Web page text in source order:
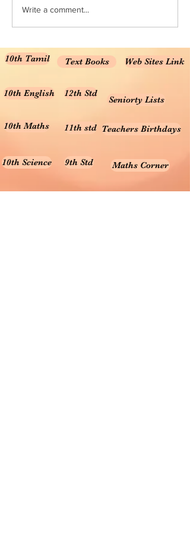
Medium NCERT Class 10
Science...
Write a comment...
10th Tamil Text Books Web Sites Link
10th English 12th Std
Seniorty Lists
10th Maths 11th std Teachers Birthdays
10th Science 9th Std Maths Corner